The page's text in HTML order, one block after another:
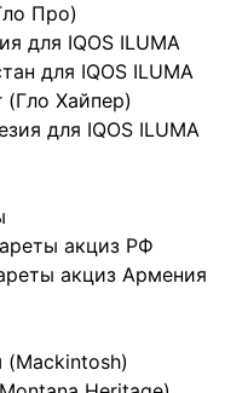
Про)
для IQOS ILUMA
для IQOS ILUMA
Хайпер)
для IQOS ILUMA
акциз РФ
акциз Армения